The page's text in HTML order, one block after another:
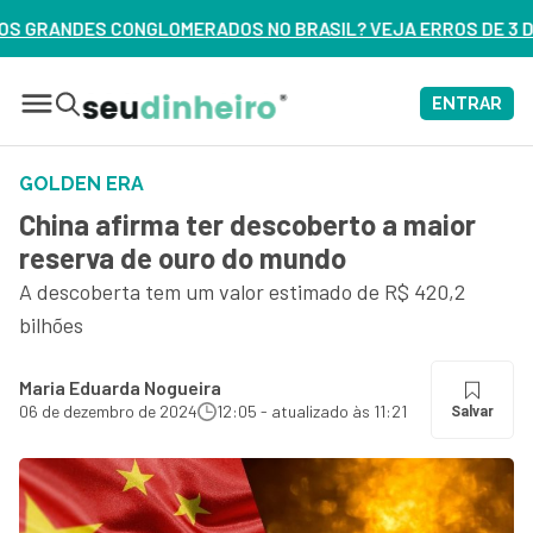
NO BRASIL? VEJA ERROS DE 3 DELES – ASSISTA AGORA
ENTRAR
GOLDEN ERA
China afirma ter descoberto a maior
reserva de ouro do mundo
A descoberta tem um valor estimado de R$ 420,2
bilhões
Maria Eduarda Nogueira
06 de dezembro de 2024 12:05 - atualizado às 11:21 Salvar